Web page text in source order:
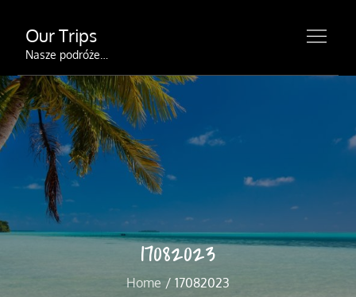
content
Our Trips
Nasze podróże…
17082023
Home 17082023